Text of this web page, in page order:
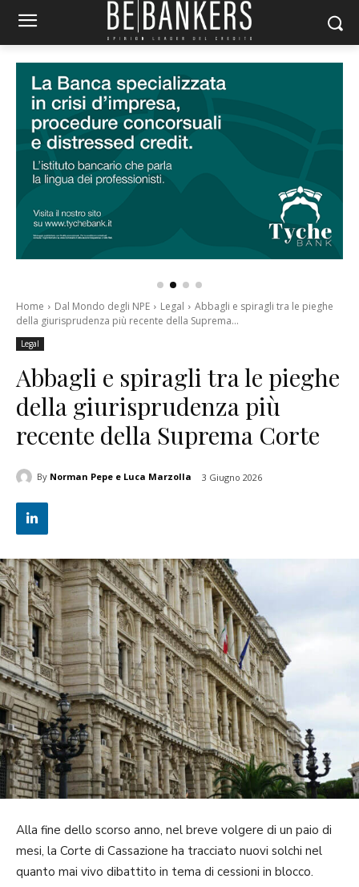
Home Dal Mondo degli NPE Legal
Abbagli e spiragli tra le pieghe
della giurisprudenza più recente della Suprema...
Legal
Abbagli e spiragli tra le pieghe
della giurisprudenza più
recente della Suprema Corte
By Norman Pepe e Luca Marzolla 3 Giugno 2026
Alla fine dello scorso anno, nel breve volgere di un paio di
mesi, la Corte di Cassazione ha tracciato nuovi solchi nel
quanto mai vivo dibattito in tema di cessioni in blocco.